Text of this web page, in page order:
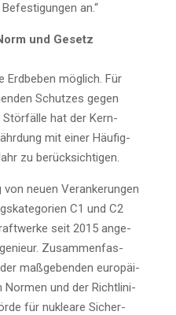
an.“
und Gesetz
Erd­be­ben mög­lich. Für
Schut­zes gegen
Stör­fäl­le hat der Kern­
mit einer Häu­fig­
zu berücksichtigen.
neu­en Ver­an­ke­run­gen
C1 und C2
seit 2015 ange­
Zusam­men­fas­
maß­ge­ben­den euro­päi­
Nor­men und der Richt­li­ni­
für nuklea­re Sicher­